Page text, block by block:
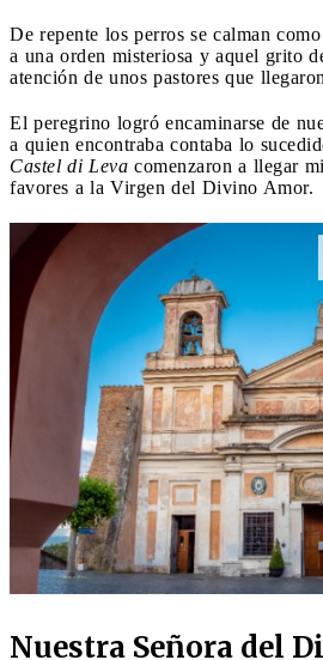
De repente los perros se calman
a una orden misteriosa y aquel grito
atención de unos pastores que
El peregrino logró encaminarse de
a quien encontraba contaba lo
Castel di Leva comenzaron a llegar
favores a la Virgen del Divino Amor.
Nuestra Señora del